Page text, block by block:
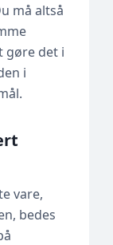
må altså
gøre det i
i
vare,
bedes